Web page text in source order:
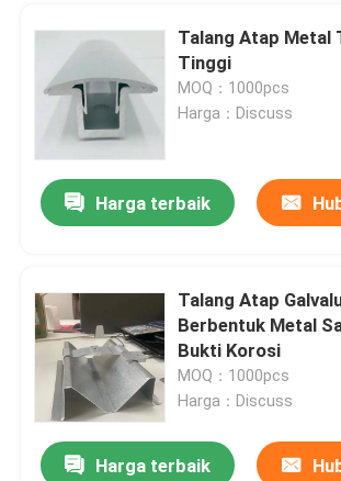
Talang Atap Metal
Tinggi
MOQ：1000pcs
Harga：Discuss
Harga terbaik
Talang Atap
Berbentuk Metal
Bukti Korosi
MOQ：1000pcs
Harga：Discuss
Harga terbaik